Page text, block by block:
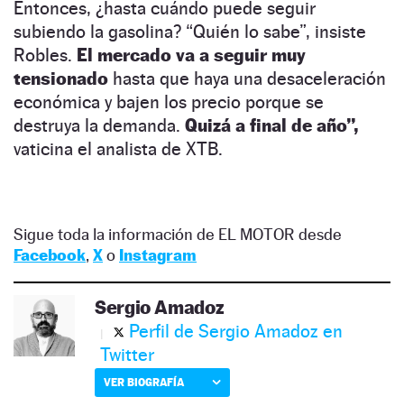
Entonces, ¿hasta cuándo puede seguir
subiendo la gasolina? “Quién lo sabe”, insiste
Robles. El mercado va a seguir muy
tensionado hasta que haya una desaceleración
económica y bajen los precio porque se
destruya la demanda. Quizá a final de año”,
vaticina el analista de XTB.
Sigue toda la información de EL MOTOR desde
Facebook, Xo Instagram
Sergio Amadoz
Perfil de Sergio Amadoz en
Twitter
VER BIOGRAFÍA